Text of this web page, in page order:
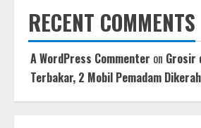
RECENT COMMENTS
A WordPress Commenter on Grosir
Terbakar, 2 Mobil Pemadam